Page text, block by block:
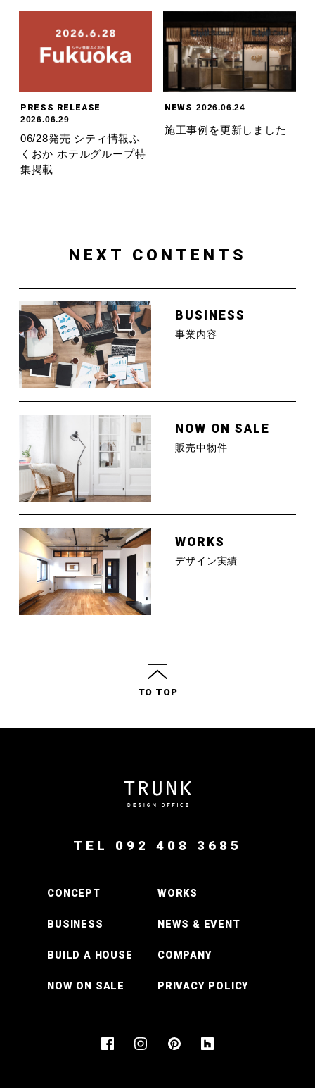
PRESS RELEASE
2026.06.29
06/28発売 シティ情報ふ
くおか ホテルグループ特
集掲載
NEWS 2026.06.24
施工事例を更新しました
NEXT CONTENTS
BUSINESS
事業内容
NOW ON SALE
販売中物件
WORKS
デザイン実績
TO TOP
TEL 092 408 3685
CONCEPT
BUSINESS
BUILD A HOUSE
NOW ON SALE
WORKS
NEWS & EVENT
COMPANY
PRIVACY POLICY